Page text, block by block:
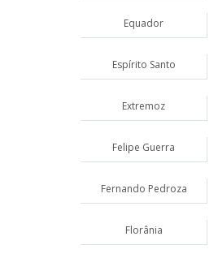
Equador
Espírito Santo
Extremoz
Felipe Guerra
Fernando Pedroza
Florânia